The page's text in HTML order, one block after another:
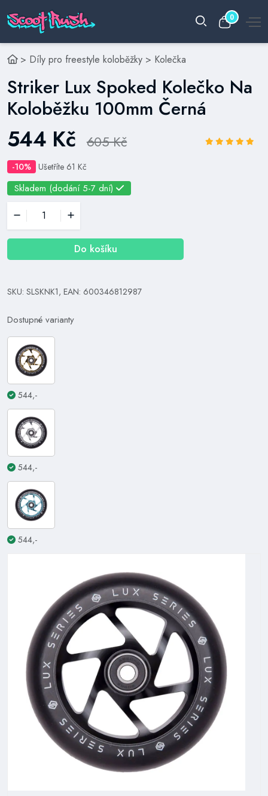
0
> Díly pro freestyle koloběžky > Kolečka
Striker Lux Spoked Kolečko Na
Koloběžku 100mm Černá
544 Kč 605 Kč
-10% Ušetříte 61 Kč
Skladem (dodání 5-7 dní)
Do košíku
SKU: SLSKNK1, EAN: 600346812987
Dostupné varianty
544,-
544,-
544,-